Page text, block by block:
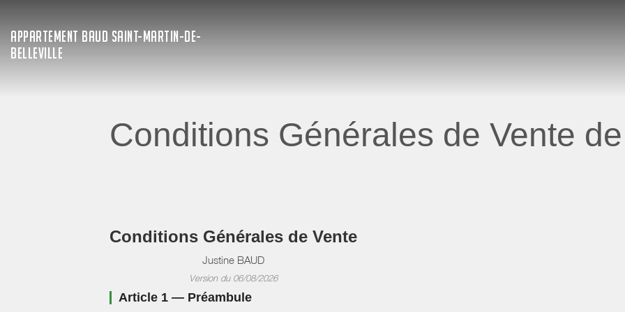
APPARTEMENT BAUD SAINT-MARTIN-DE-
BELLEVILLE
Conditions Générales de Vente
Conditions Générales de Vente
Justine BAUD
Version du 06/08/2026
Article 1 — Préambule